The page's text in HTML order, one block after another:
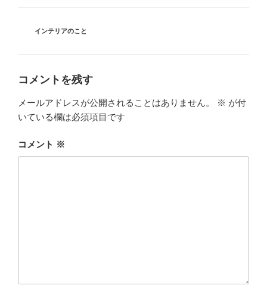
カ
インテリアのこと
コメントを残す
メールアドレスが公開されることはありません。 ※ が付
いている欄は必須項目です
コメント ※